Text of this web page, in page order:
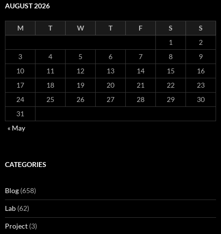
AUGUST 2026
M T W T F S
S
1
2
3
4 5 6 7 8
9
10
11 12 13 14 15
16
17
18 19 20 21 22
23
24
25 26 27 28 29
30
31
« May
CATEGORIES
Blog (658)
Lab (62)
Project (3)